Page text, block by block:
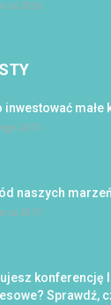
2026
inwestować małe
2017
naszych marzeń
2017
konferencję
Sprawdź,